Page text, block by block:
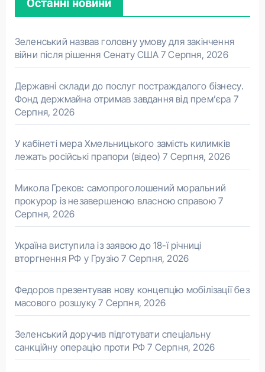
Останні новини
Зеленський назвав головну умову для закінчення
війни після рішення Сенату США 7 Серпня, 2026
Державні склади до послуг постраждалого бізнесу.
Фонд держмайна отримав завдання від прем’єра 7
Серпня, 2026
У кабінеті мера Хмельницького замість килимків
лежать російські прапори (відео) 7 Серпня, 2026
Микола Греков: самопроголошений моральний
прокурор із незавершеною власною справою 7
Серпня, 2026
Україна виступила із заявою до 18-ї річниці
вторгнення РФ у Грузію 7 Серпня, 2026
Федоров презентував нову концепцію мобілізації без
масового розшуку 7 Серпня, 2026
Зеленський доручив підготувати спеціальну
санкційну операцію проти РФ 7 Серпня, 2026